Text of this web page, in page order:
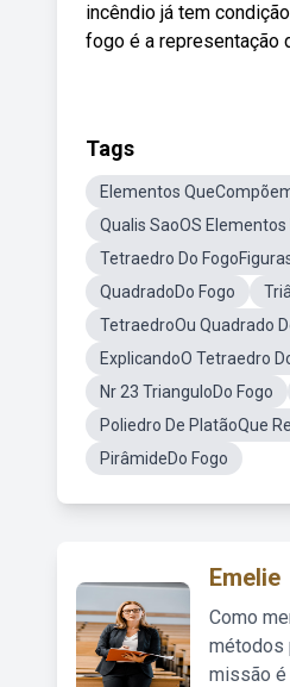
incêndio já tem
fogo é a representação
Tags
Elementos
Qualis SaoOS Elementos
Tetraedro Do
QuadradoDo Fogo
TetraedroOu Quadrado
ExplicandoO Tetraedro
Nr 23 TrianguloDo Fogo
Poliedro De PlatãoQue
PirâmideDo Fogo
Emelie
Como
métodos
missão é